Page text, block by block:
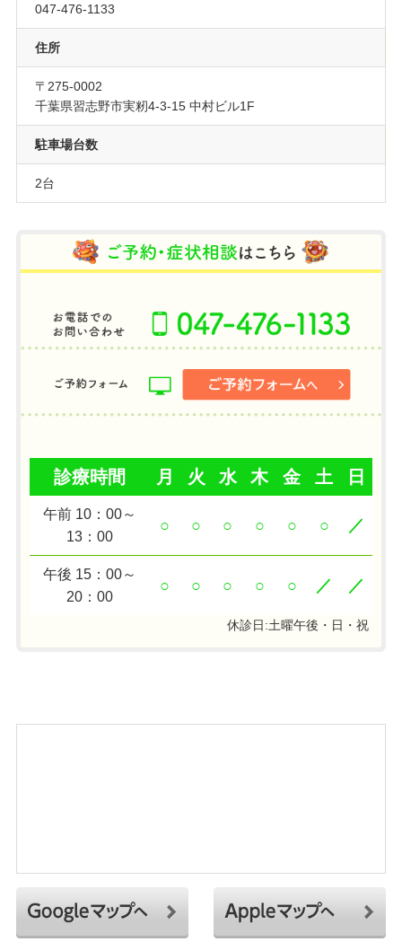
047-476-1133
住所
〒275-0002
千葉県習志野市実籾4-3-15 中村ビル1F
駐車場台数
2台
診療時間 月 火 水 木 金 土 日
午前 10：00～
13：00
○ ○ ○ ○ ○ ○ ／
午後 15：00～
20：00
○ ○ ○ ○ ○ ／ ／
休診日:土曜午後・日・祝